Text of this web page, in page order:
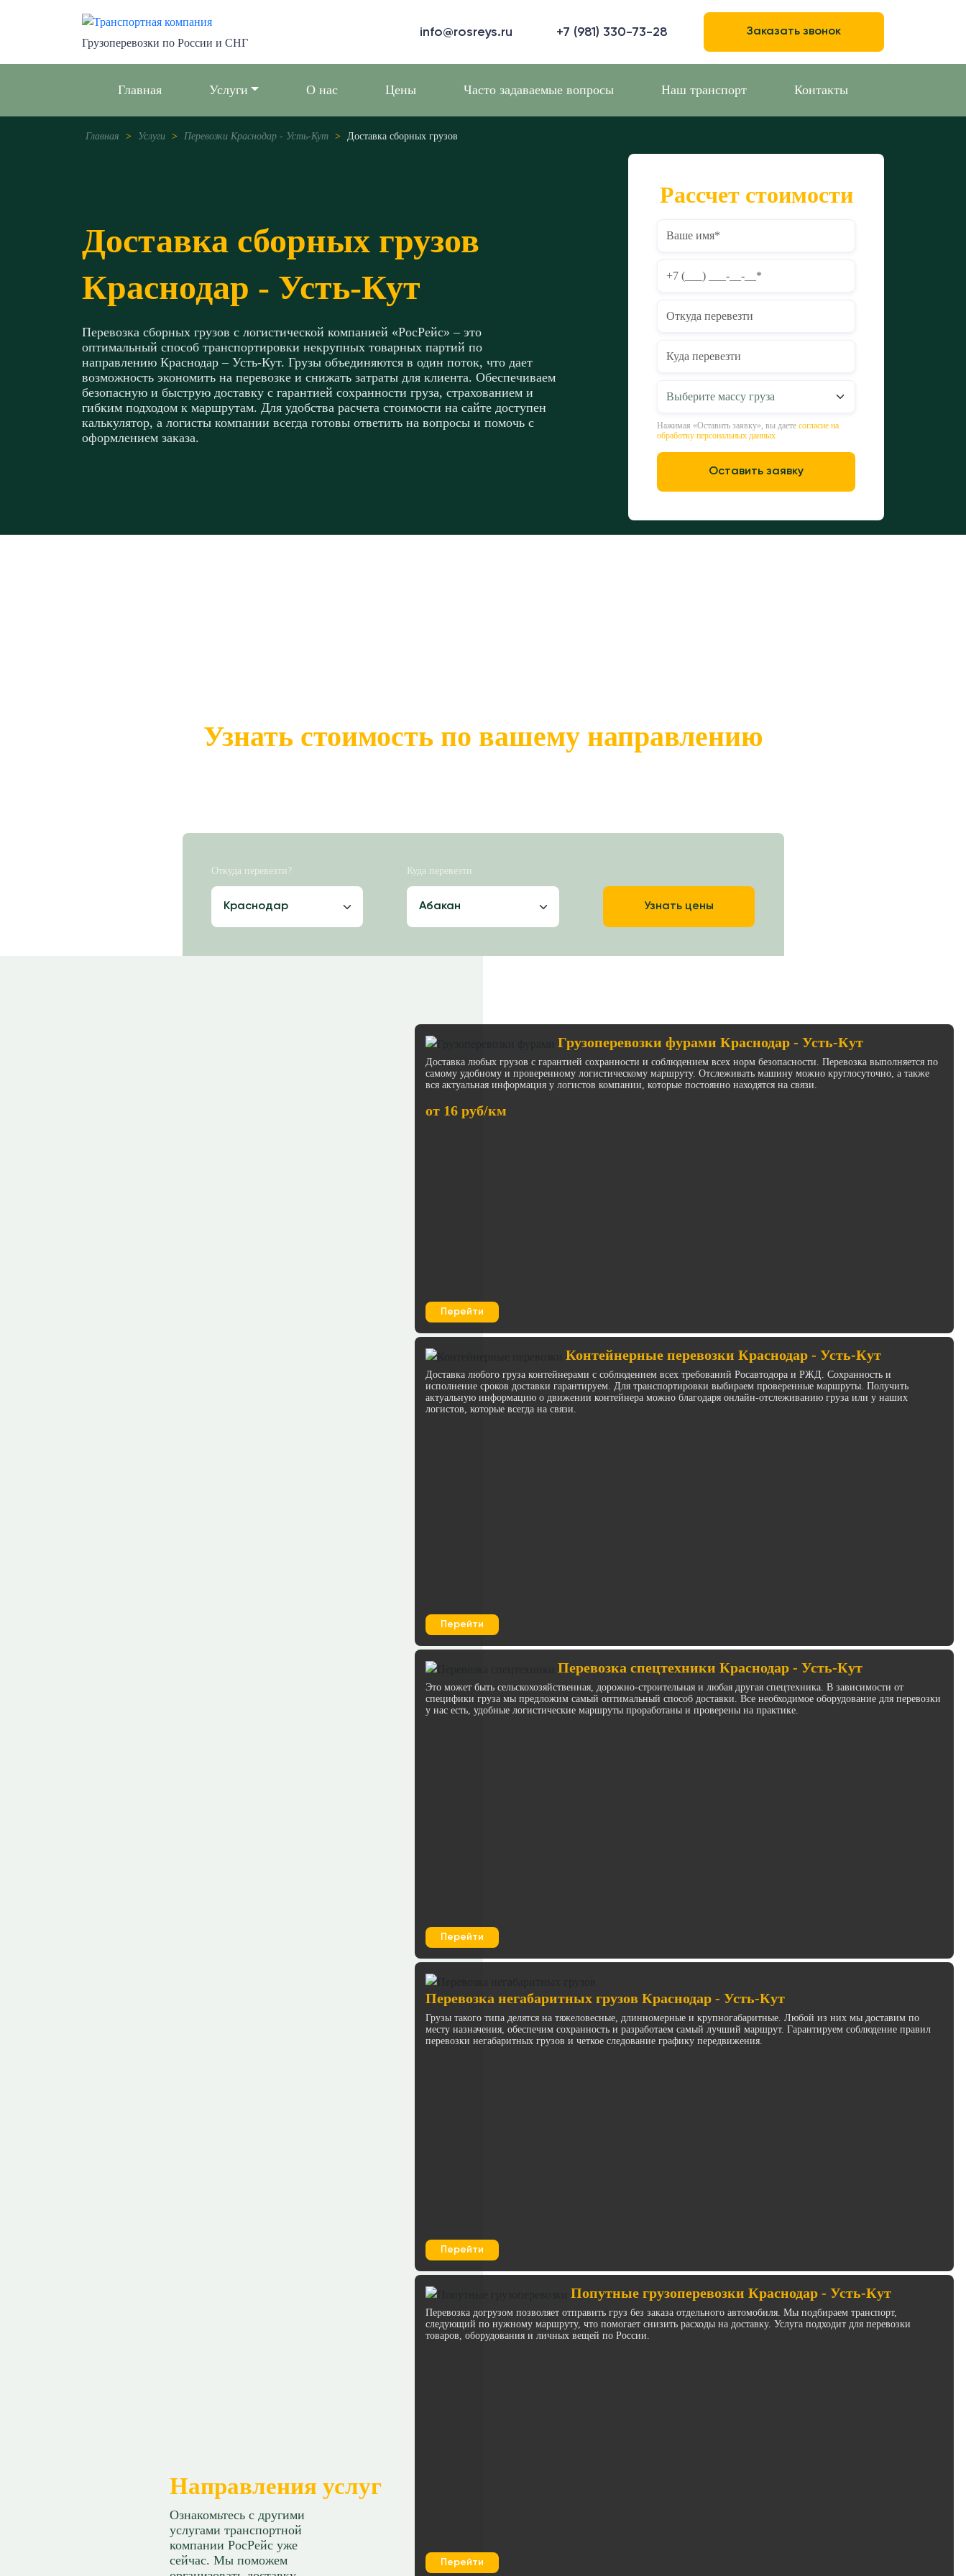
Грузоперевозки по России и СНГ
info@rosreys.ru +7 (981) 330-73-28 Заказать звонок
Главная Услуги О нас Цены Часто задаваемые вопросы Наш транспорт Контакты
Главная > Услуги > Перевозки Краснодар - Усть-Кут > Доставка сборных грузов
Доставка сборных грузов
Краснодар - Усть-Кут
Перевозка сборных грузов с логистической компанией «РосРейс» – это
оптимальный способ транспортировки некрупных товарных партий по
направлению Краснодар – Усть-Кут. Грузы объединяются в один поток, что дает
возможность экономить на перевозке и снижать затраты для клиента. Обеспечиваем
безопасную и быструю доставку с гарантией сохранности груза, страхованием и
гибким подходом к маршрутам. Для удобства расчета стоимости на сайте доступен
калькулятор, а логисты компании всегда готовы ответить на вопросы и помочь с
оформлением заказа.
Рассчет стоимости
Нажимая «Оставить заявку», вы даете согласие на
обработку персональных данных
Оставить заявку
Узнать стоимость по вашему направлению
Откуда перевезти? Куда перевезти
Узнать цены
Направления услуг
Ознакомьтесь с другими
услугами транспортной
компании РосРейс уже
сейчас. Мы поможем
Грузоперевозки фурами Краснодар - Усть-Кут
Доставка любых грузов с гарантией сохранности и соблюдением всех норм безопасности. Перевозка выполняется по
самому удобному и проверенному логистическому маршруту. Отслеживать машину можно круглосуточно, а также
вся актуальная информация у логистов компании, которые постоянно находятся на связи.
от 16 руб/км
Перейти
Контейнерные перевозки Краснодар - Усть-Кут
Доставка любого груза контейнерами с соблюдением всех требований Росавтодора и РЖД. Сохранность и
исполнение сроков доставки гарантируем. Для транспортировки выбираем проверенные маршруты. Получить
актуальную информацию о движении контейнера можно благодаря онлайн-отслеживанию груза или у наших
логистов, которые всегда на связи.
Перейти
Перевозка спецтехники Краснодар - Усть-Кут
Это может быть сельскохозяйственная, дорожно-строительная и любая другая спецтехника. В зависимости от
специфики груза мы предложим самый оптимальный способ доставки. Все необходимое оборудование для перевозки
у нас есть, удобные логистические маршруты проработаны и проверены на практике.
Перейти
Перевозка негабаритных грузов Краснодар - Усть-Кут
Грузы такого типа делятся на тяжеловесные, длинномерные и крупногабаритные. Любой из них мы доставим по
месту назначения, обеспечим сохранность и разработаем самый лучший маршрут. Гарантируем соблюдение правил
перевозки негабаритных грузов и четкое следование графику передвижения.
Перейти
Попутные грузоперевозки Краснодар - Усть-Кут
Перевозка догрузом позволяет отправить груз без заказа отдельного автомобиля. Мы подбираем транспорт,
следующий по нужному маршруту, что помогает снизить расходы на доставку. Услуга подходит для перевозки
товаров, оборудования и личных вещей по России.
Перейти